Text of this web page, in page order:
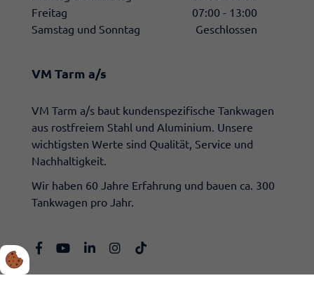
Freitag
07:00 - 13:00
Samstag und Sonntag
Geschlossen
VM Tarm a/s
​VM Tarm a/s baut kundenspezifische Tankwagen
aus rostfreiem Stahl und Aluminium. Unsere
wichtigsten Werte sind Qualität, Service und
Nachhaltigkeit.
Wir haben 60 Jahre Erfahrung und bauen ca. 300
Tankwagen pro Jahr.